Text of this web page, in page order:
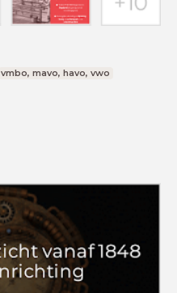
vmbo, mavo, havo, vwo